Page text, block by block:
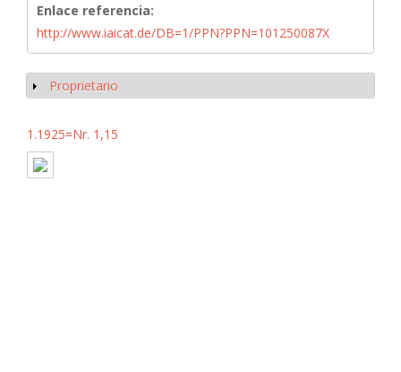
Enlace referencia:
http://www.iaicat.de/DB=1/PPN?PPN=101250087X
Mostrar
Proprietario
1.1925=Nr. 1,15